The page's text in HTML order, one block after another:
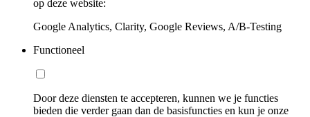
op deze website:
Google Analytics, Clarity, Google Reviews, A/B-Testing
Functioneel
Door deze diensten te accepteren, kunnen we je functies
bieden die verder gaan dan de basisfuncties en kun je onze